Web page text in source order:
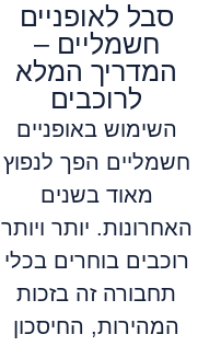
סבל לאופניים
חשמליים –
המדריך המלא
לרוכבים
השימוש באופניים
חשמליים הפך לנפוץ
מאוד בשנים
האחרונות. יותר ויותר
רוכבים בוחרים בכלי
תחבורה זה בזכות
המהירות, החיסכון